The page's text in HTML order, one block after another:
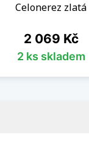
Celonerez zlatá
Cena
2 069 Kč
2 ks skladem